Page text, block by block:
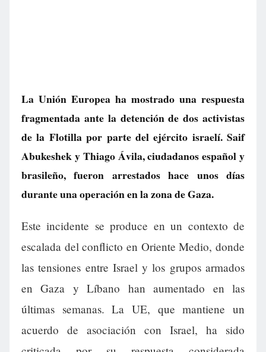
La Unión Europea ha mostrado una respuesta
fragmentada ante la detención de dos activistas
de la Flotilla por parte del ejército israelí. Saif
Abukeshek y Thiago Ávila, ciudadanos español y
brasileño, fueron arrestados hace unos días
durante una operación en la zona de Gaza.
Este incidente se produce en un contexto de
escalada del conflicto en Oriente Medio, donde
las tensiones entre Israel y los grupos armados
en Gaza y Líbano han aumentado en las
últimas semanas. La UE, que mantiene un
acuerdo de asociación con Israel, ha sido